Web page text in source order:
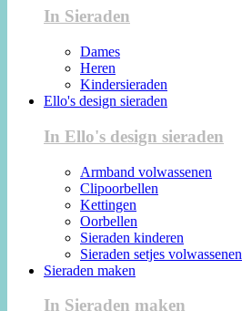
In Sieraden
Dames
Heren
Kindersieraden
Ello's design sieraden
In Ello's design sieraden
Armband volwassenen
Clipoorbellen
Kettingen
Oorbellen
Sieraden kinderen
Sieraden setjes volwassenen
Sieraden maken
In Sieraden maken